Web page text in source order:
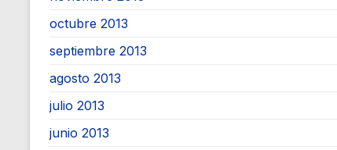
octubre 2013
septiembre 2013
agosto 2013
julio 2013
junio 2013